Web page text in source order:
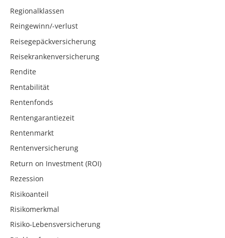
Regionalklassen
Reingewinn/-verlust
Reisegepäckversicherung
Reisekrankenversicherung
Rendite
Rentabilität
Rentenfonds
Rentengarantiezeit
Rentenmarkt
Rentenversicherung
Return on Investment (ROI)
Rezession
Risikoanteil
Risikomerkmal
Risiko-Lebensversicherung